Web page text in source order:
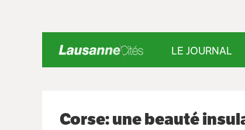
LE JOURNAL
Corse: une beauté